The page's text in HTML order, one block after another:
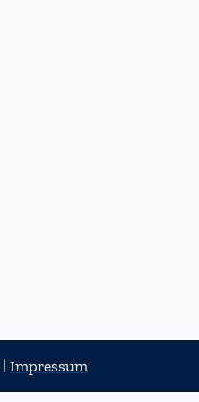
| Impressum